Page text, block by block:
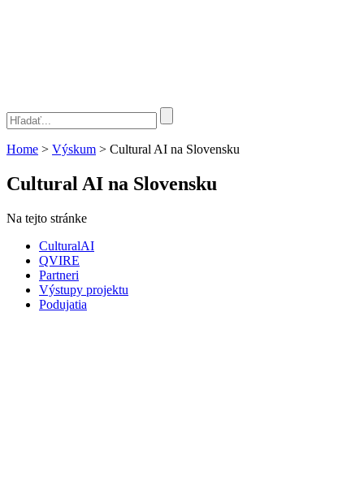
Home > Výskum > Cultural AI na Slovensku
Cultural AI na Slovensku
Na tejto stránke
CulturalAI
QVIRE
Partneri
Výstupy projektu
Podujatia